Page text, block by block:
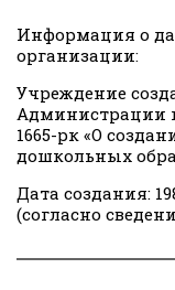
Информация о
организации:
Учреждение
Администрации
1665-рк «О
дошкольных
Дата создания:
(согласно